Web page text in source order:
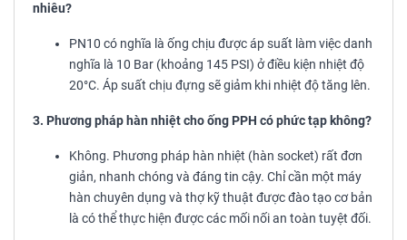
nhiêu?
PN10 có nghĩa là ống chịu được áp suất làm việc danh
nghĩa là 10 Bar (khoảng 145 PSI) ở điều kiện nhiệt độ
20°C. Áp suất chịu đựng sẽ giảm khi nhiệt độ tăng lên.
3. Phương pháp hàn nhiệt cho ống PPH có phức tạp không?
Không. Phương pháp hàn nhiệt (hàn socket) rất đơn
giản, nhanh chóng và đáng tin cậy. Chỉ cần một máy
hàn chuyên dụng và thợ kỹ thuật được đào tạo cơ bản
là có thể thực hiện được các mối nối an toàn tuyệt đối.